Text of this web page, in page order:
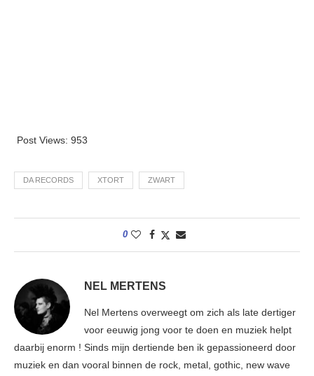
Post Views: 953
DA RECORDS XTORT ZWART
0
NEL MERTENS
Nel Mertens overweegt om zich als late dertiger
voor eeuwig jong voor te doen en muziek helpt
daarbij enorm ! Sinds mijn dertiende ben ik gepassioneerd door
muziek en dan vooral binnen de rock, metal, gothic, new wave